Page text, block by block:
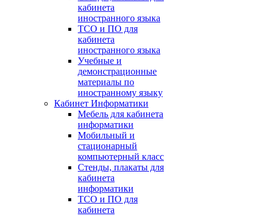
кабинета
иностранного языка
ТСО и ПО для
кабинета
иностранного языка
Учебные и
демонстрационные
материалы по
иностранному языку
Кабинет Информатики
Мебель для кабинета
информатики
Мобильный и
стационарный
компьютерный класс
Стенды, плакаты для
кабинета
информатики
ТСО и ПО для
кабинета